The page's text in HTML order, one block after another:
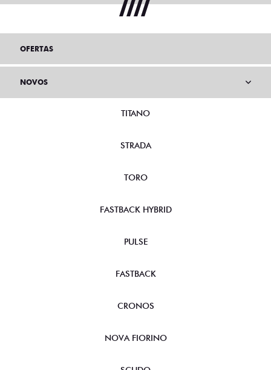
OFERTAS
NOVOS
TITANO
STRADA
TORO
FASTBACK HYBRID
PULSE
FASTBACK
CRONOS
NOVA FIORINO